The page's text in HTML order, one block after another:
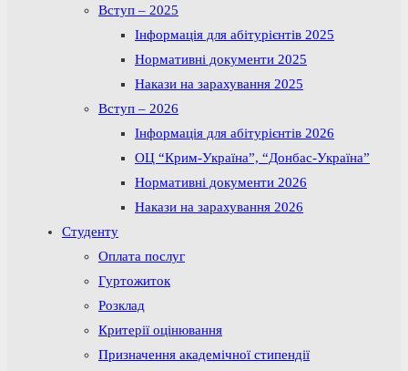
Вступ – 2025
Інформація для абітурієнтів 2025
Нормативні документи 2025
Накази на зарахування 2025
Вступ – 2026
Інформація для абітурієнтів 2026
ОЦ “Крим-Україна”, “Донбас-Україна”
Нормативні документи 2026
Накази на зарахування 2026
Студенту
Оплата послуг
Гуртожиток
Розклад
Критерії оцінювання
Призначення академічної стипендії